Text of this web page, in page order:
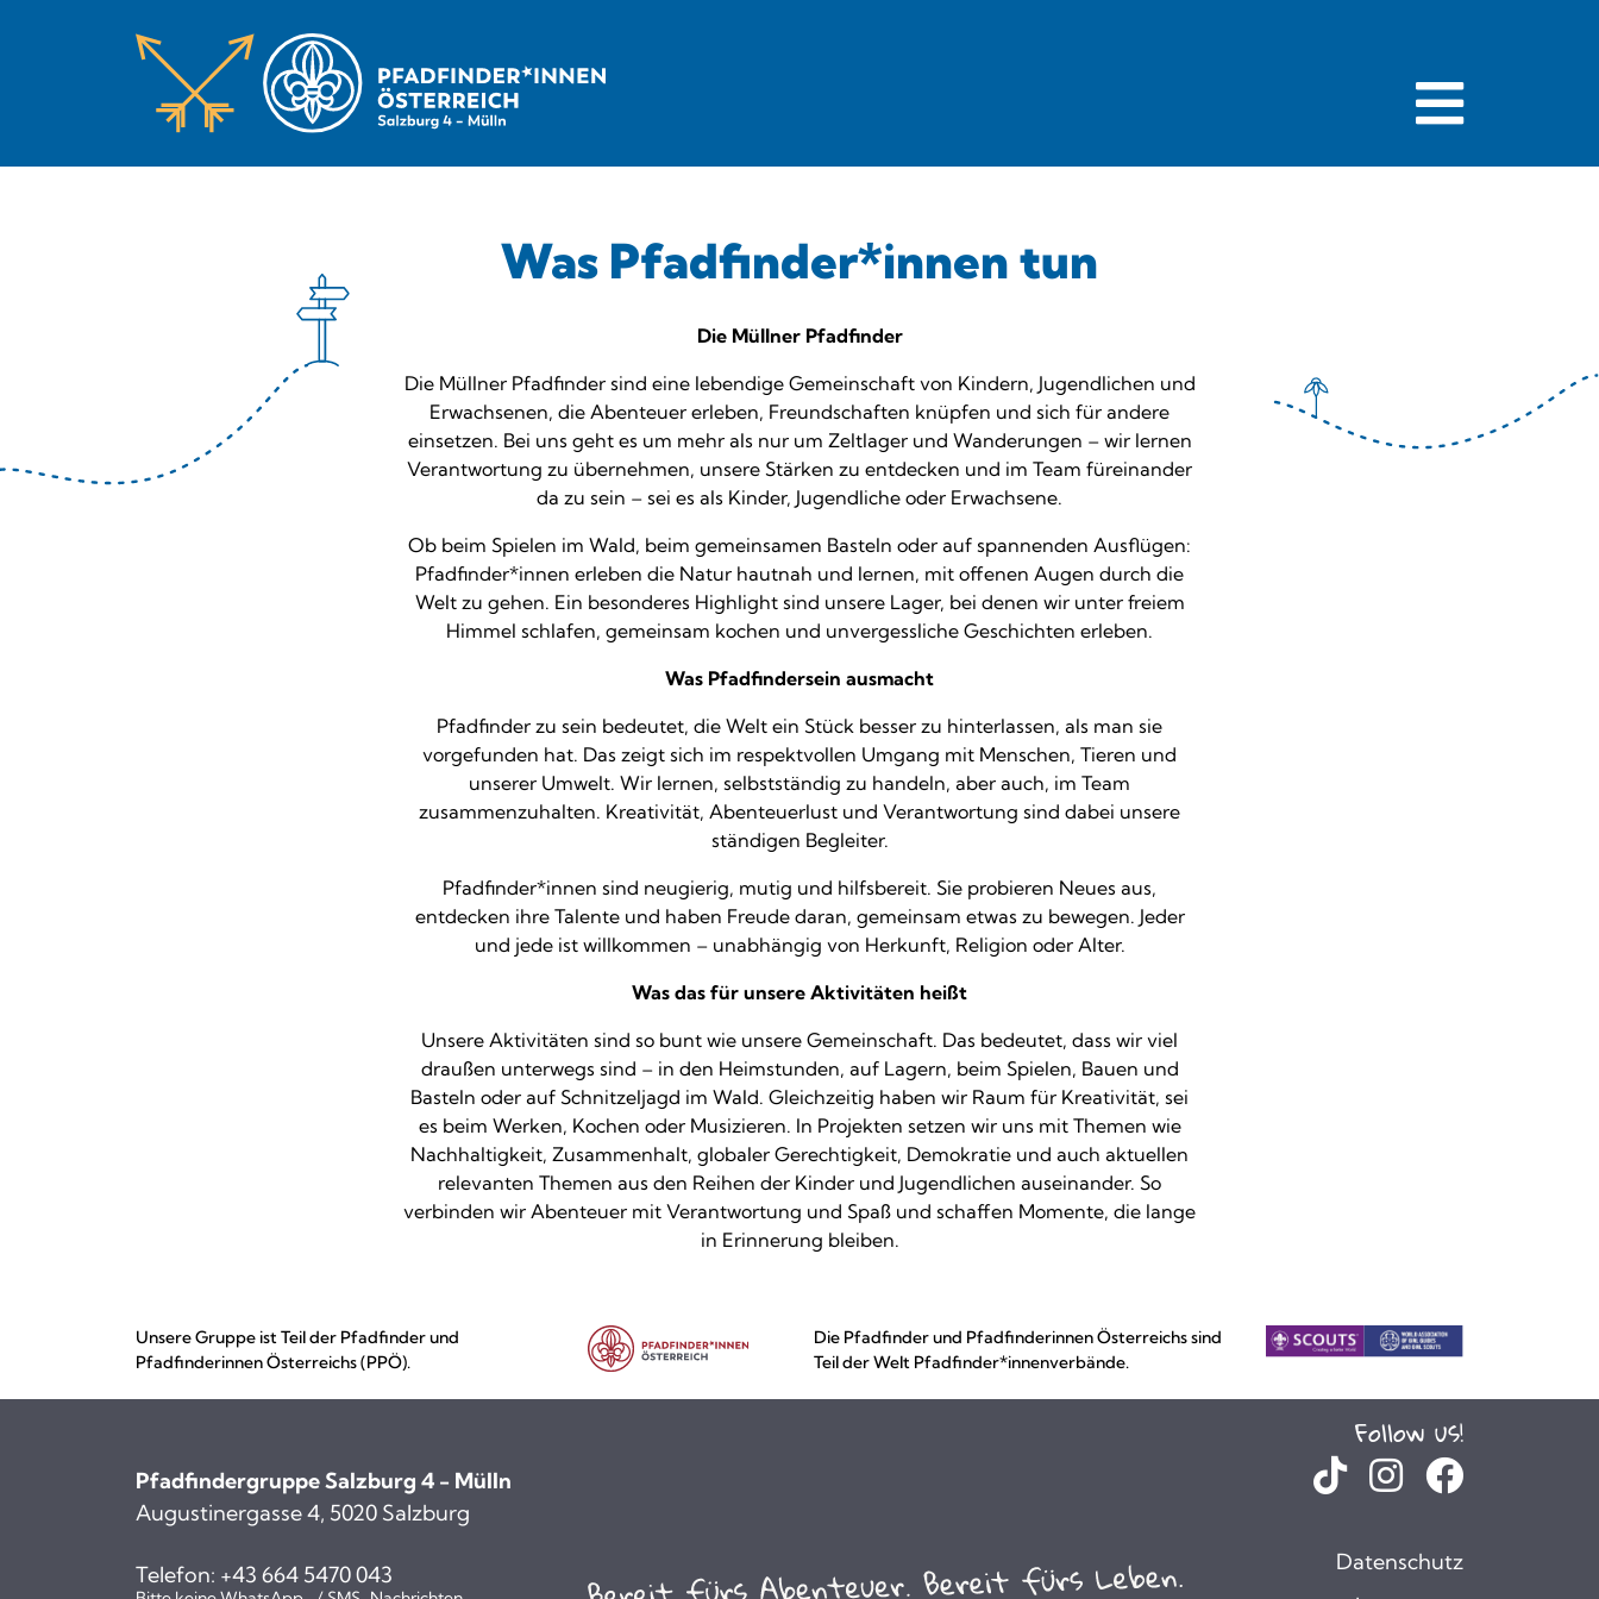
Was Pfadfinder*innen tun
Die Müllner Pfadfinder
Die Müllner Pfadfinder sind eine lebendige Gemeinschaft von Kindern, Jugendlichen und
Erwachsenen, die Abenteuer erleben, Freundschaften knüpfen und sich für andere
einsetzen. Bei uns geht es um mehr als nur um Zeltlager und Wanderungen – wir lernen
Verantwortung zu übernehmen, unsere Stärken zu entdecken und im Team füreinander
da zu sein – sei es als Kinder, Jugendliche oder Erwachsene.
Ob beim Spielen im Wald, beim gemeinsamen Basteln oder auf spannenden Ausflügen:
Pfadfinder*innen erleben die Natur hautnah und lernen, mit offenen Augen durch die
Welt zu gehen. Ein besonderes Highlight sind unsere Lager, bei denen wir unter freiem
Himmel schlafen, gemeinsam kochen und unvergessliche Geschichten erleben.
Was Pfadfindersein ausmacht
Pfadfinder zu sein bedeutet, die Welt ein Stück besser zu hinterlassen, als man sie
vorgefunden hat. Das zeigt sich im respektvollen Umgang mit Menschen, Tieren und
unserer Umwelt. Wir lernen, selbstständig zu handeln, aber auch, im Team
zusammenzuhalten. Kreativität, Abenteuerlust und Verantwortung sind dabei unsere
ständigen Begleiter.
Pfadfinder*innen sind neugierig, mutig und hilfsbereit. Sie probieren Neues aus,
entdecken ihre Talente und haben Freude daran, gemeinsam etwas zu bewegen. Jeder
und jede ist willkommen – unabhängig von Herkunft, Religion oder Alter.
Was das für unsere Aktivitäten heißt
Unsere Aktivitäten sind so bunt wie unsere Gemeinschaft. Das bedeutet, dass wir viel
draußen unterwegs sind – in den Heimstunden, auf Lagern, beim Spielen, Bauen und
Basteln oder auf Schnitzeljagd im Wald. Gleichzeitig haben wir Raum für Kreativität, sei
es beim Werken, Kochen oder Musizieren. In Projekten setzen wir uns mit Themen wie
Nachhaltigkeit, Zusammenhalt, globaler Gerechtigkeit, Demokratie und auch aktuellen
relevanten Themen aus den Reihen der Kinder und Jugendlichen auseinander. So
verbinden wir Abenteuer mit Verantwortung und Spaß und schaffen Momente, die lange
in Erinnerung bleiben.
Unsere Gruppe ist Teil der Pfadfinder und
Pfadfinderinnen Österreichs (PPÖ).
Die Pfadfinder und Pfadfinderinnen Österreichs sind
Teil der Welt Pfadfinder*innenverbände.
Pfadfindergruppe Salzburg 4 - Mülln
Augustinergasse 4, 5020 Salzburg
Telefon: +43 664 5470 043
Follow us!
Datenschutz